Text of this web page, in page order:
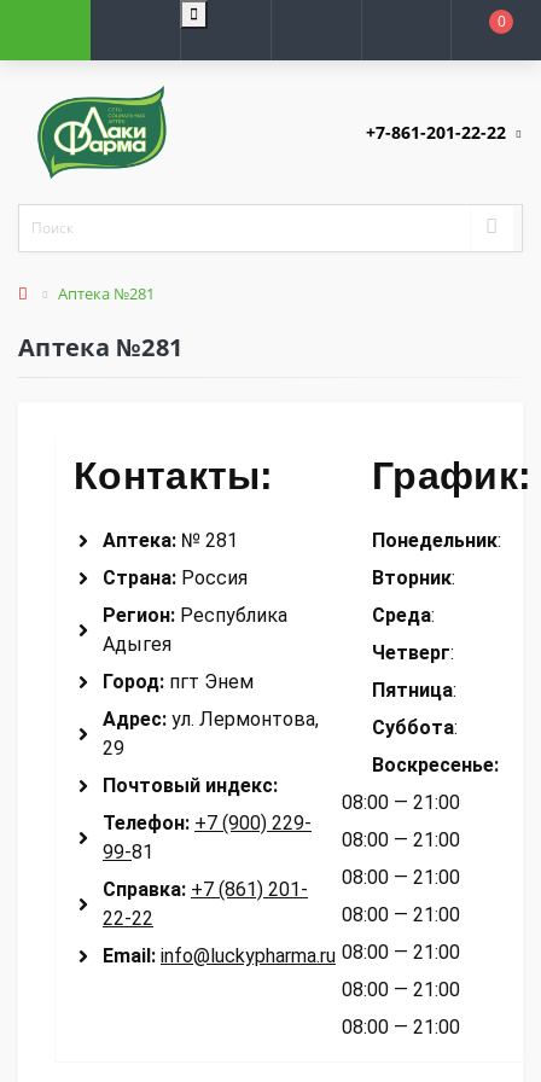
0
+7-861-201-22-22
Аптека №281
Аптека №281
Контакты:
Аптека: № 281
Страна: Россия
Регион: Республика
Адыгея
Город: пгт Энем
Адрес: ул. Лермонтова,
29
Почтовый индекс:
Телефон: +7 (900) 229-
99-81
Справка: +7 (861) 201-
22-22
Email: info@luckypharma.ru
График:
Понедельник:
Вторник:
Среда:
Четверг:
Пятница:
Суббота:
Воскресенье:
08:00 — 21:00
08:00 — 21:00
08:00 — 21:00
08:00 — 21:00
08:00 — 21:00
08:00 — 21:00
08:00 — 21:00